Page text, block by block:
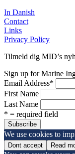
In Danish
Contact
Links
Privacy Policy
Tilmeld dig MID’s
Sign up for Marine
Email Address*
First Name
Last Name
* = required field
We use cookies to
Dont accept
Read